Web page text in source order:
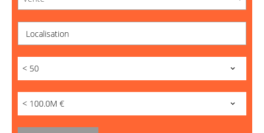
Localisation
< 50
< 100.0M €